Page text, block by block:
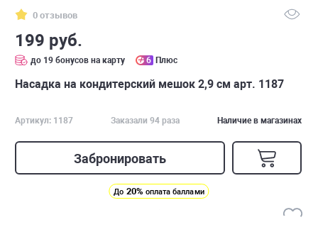
0 отзывов
199 руб.
до 19 бонусов на карту 6 Плюс
Насадка на кондитерский мешок 2,9 см арт. 1187
Артикул: 1187 Заказали 94 раза Наличие в магазинах
Забронировать
До 20% оплата баллами